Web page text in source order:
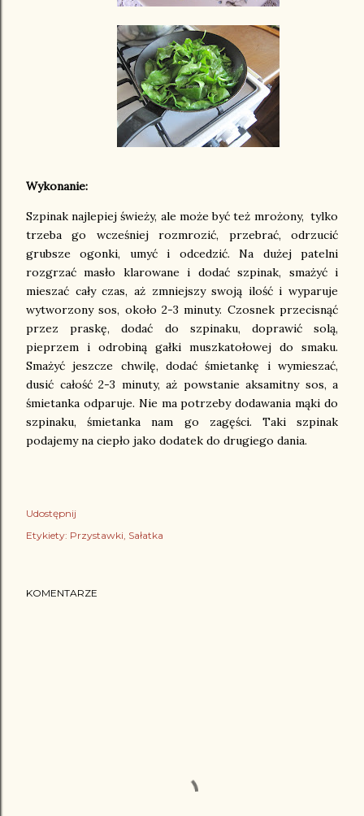
Wykonanie:
Szpinak najlepiej świeży, ale może być też mrożony, tylko
trzeba go wcześniej rozmrozić, przebrać, odrzucić
grubsze ogonki, umyć i odcedzić. Na dużej patelni
rozgrzać masło klarowane i dodać szpinak, smażyć i
mieszać cały czas, aż zmniejszy swoją ilość i wyparuje
wytworzony sos, około 2-3 minuty. Czosnek przecisnąć
przez praskę, dodać do szpinaku, doprawić solą,
pieprzem i odrobiną gałki muszkatołowej do smaku.
Smażyć jeszcze chwilę, dodać śmietankę i wymieszać,
dusić całość 2-3 minuty, aż powstanie aksamitny sos, a
śmietanka odparuje. Nie ma potrzeby dodawania mąki do
szpinaku, śmietanka nam go zagęści. Taki szpinak
podajemy na ciepło jako dodatek do drugiego dania.
Udostępnij
Etykiety: Przystawki Sałatka
KOMENTARZE